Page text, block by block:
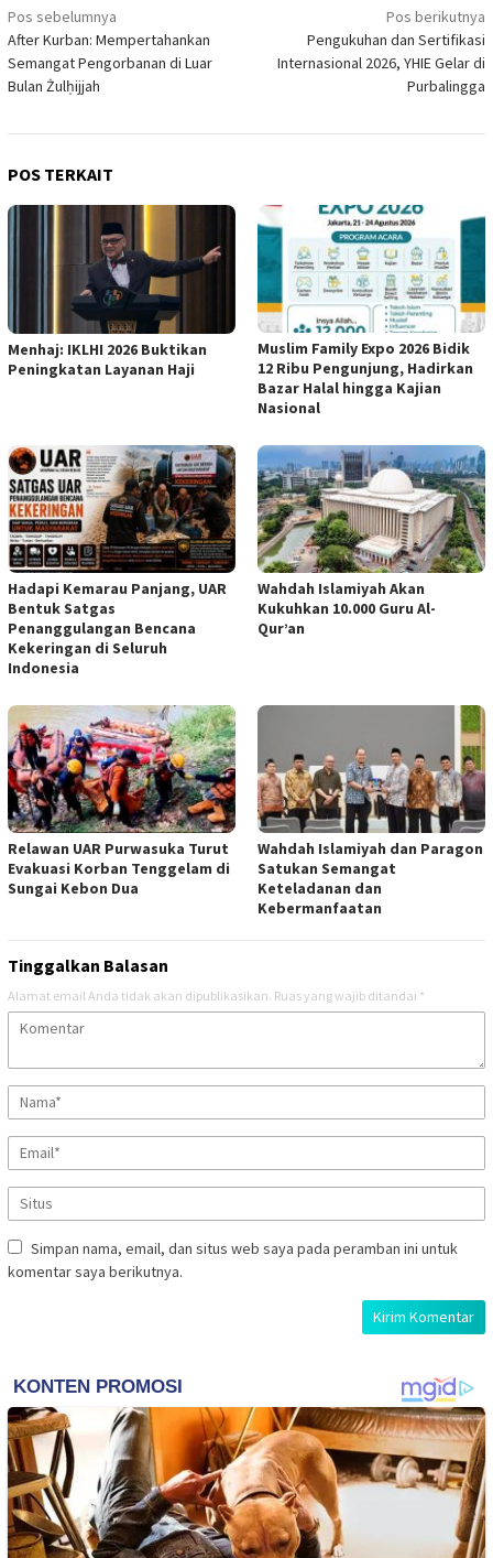
Navigasi
pos
Pos sebelumnya
After Kurban: Mempertahankan
Semangat Pengorbanan di Luar
Bulan Żulḥijjah
Pos berikutnya
Pengukuhan dan Sertifikasi
Internasional 2026, YHIE Gelar di
Purbalingga
POS TERKAIT
Menhaj: IKLHI 2026 Buktikan
Peningkatan Layanan Haji
Muslim Family Expo 2026 Bidik
12 Ribu Pengunjung, Hadirkan
Bazar Halal hingga Kajian
Nasional
Hadapi Kemarau Panjang, UAR
Bentuk Satgas
Penanggulangan Bencana
Kekeringan di Seluruh
Indonesia
Wahdah Islamiyah Akan
Kukuhkan 10.000 Guru Al-
Qur’an
Relawan UAR Purwasuka Turut
Evakuasi Korban Tenggelam di
Sungai Kebon Dua
Wahdah Islamiyah dan Paragon
Satukan Semangat
Keteladanan dan
Kebermanfaatan
Tinggalkan Balasan
Alamat email Anda tidak akan dipublikasikan. Ruas yang wajib ditandai *
Simpan nama, email, dan situs web saya pada peramban ini untuk
komentar saya berikutnya.